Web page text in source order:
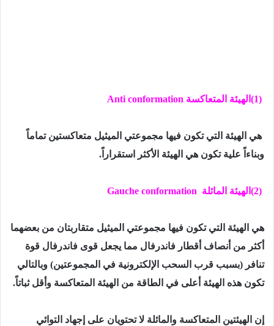
(1) الهيئة المتعاكسة conformation
Anti
هي الهيئة التي تكون فيها مجموعتي الميثيل متعاكستين تماماً
وبناءاً علية تكون هي الهيئة الأكثر استقراراً.
(2) الهيئة المائلة Gauche conformation
هي الهيئة التي تكون فيها مجموعتي الميثيل متقاربتان من بعضهما
أكثر من أنصاف أقطار فاندرفال مما يجعل قوى فاندرفال قوة
تنافر (بسبب قرب السحب الإلكترونية في المجموعتين) وبالتالي
تكون هذه الهيئة أعلى في الطاقة من الهيئة المتعاكسة وأقل ثباتاً.
إن الهيئتين المتعاكسة والمائلة لا تحتويان على إجهاد التوائي